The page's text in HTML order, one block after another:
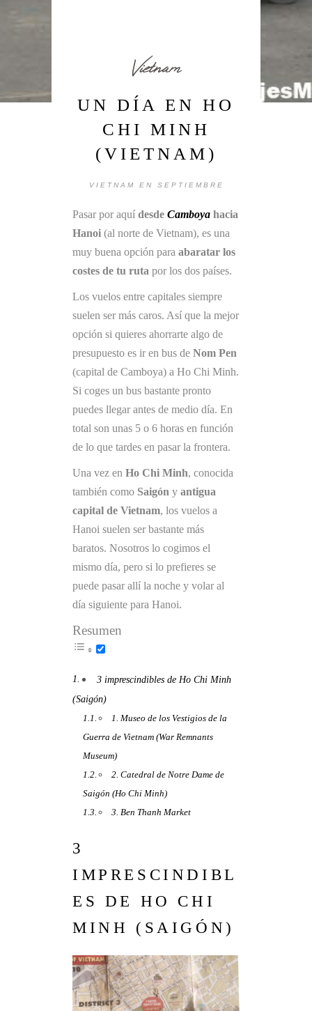
Vietnam
UN DÍA EN HO
CHI MINH
(VIETNAM)
VIETNAM EN SEPTIEMBRE
Pasar por aquí desde Camboya hacia
Hanoi (al norte de Vietnam), es una
muy buena opción para abaratar los
costes de tu ruta por los dos países.
Los vuelos entre capitales siempre
suelen ser más caros. Así que la mejor
opción si quieres ahorrarte algo de
presupuesto es ir en bus de Nom Pen
(capital de Camboya) a Ho Chi Minh.
Si coges un bus bastante pronto
puedes llegar antes de medio día. En
total son unas 5 o 6 horas en función
de lo que tardes en pasar la frontera.
Una vez en Ho Chi Minh, conocida
también como Saigón y antigua
capital de Vietnam, los vuelos a
Hanoi suelen ser bastante más
baratos. Nosotros lo cogimos el
mismo día, pero si lo prefieres se
puede pasar allí la noche y volar al
día siguiente para Hanoi.
Resumen
3 imprescindibles de Ho Chi Minh
(Saigón)
1. Museo de los Vestigios de la
Guerra de Vietnam (War Remnants
Museum)
2. Catedral de Notre Dame de
Saigón (Ho Chi Minh)
3. Ben Thanh Market
3
IMPRESCINDIBL
ES DE HO CHI
MINH (SAIGÓN)